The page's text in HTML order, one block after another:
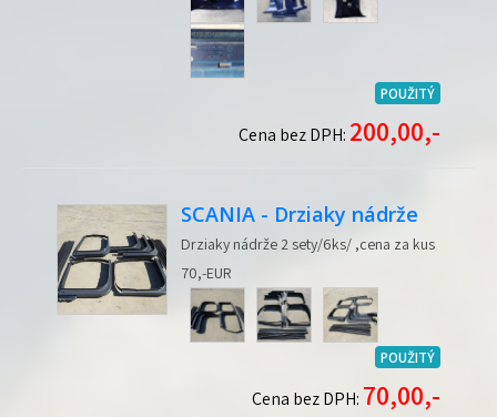
POUŽITÝ
Cena bez DPH: 200,00,-
SCANIA - Drziaky nádrže
Drziaky nádrže 2 sety/6ks/ ,cena za kus
70,-EUR
POUŽITÝ
Cena bez DPH: 70,00,-